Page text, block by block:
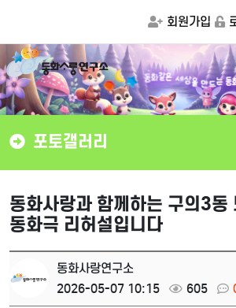
회원가입
동화같은 세상을 만드는 동
포토갤러리
동화사랑과 함께하는 구의3동
동화극 리허설입니다
동화사랑연구소
2026-05-07 10:15
605